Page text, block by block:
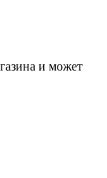
и может